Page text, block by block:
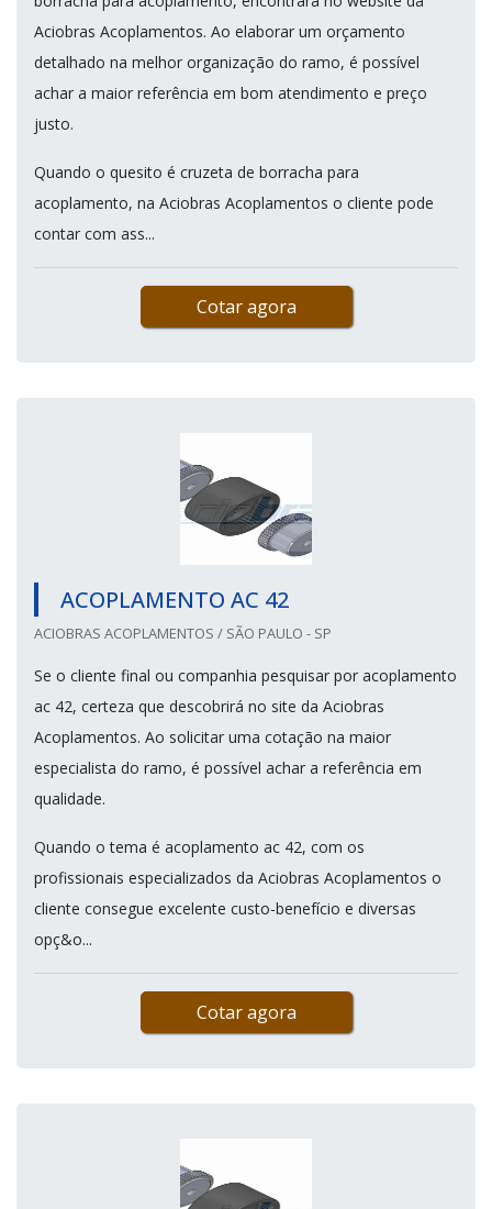
Aciobras Acoplamentos. Ao elaborar um orçamento
detalhado na melhor organização do ramo, é possível
achar a maior referência em bom atendimento e preço
justo.
Quando o quesito é cruzeta de borracha para
acoplamento, na Aciobras Acoplamentos o cliente pode
contar com ass...
Cotar agora
ACOPLAMENTO AC 42
ACIOBRAS ACOPLAMENTOS / SÃO PAULO - SP
Se o cliente final ou companhia pesquisar por acoplamento
ac 42, certeza que descobrirá no site da Aciobras
Acoplamentos. Ao solicitar uma cotação na maior
especialista do ramo, é possível achar a referência em
qualidade.
Quando o tema é acoplamento ac 42, com os
profissionais especializados da Aciobras Acoplamentos o
cliente consegue excelente custo-benefício e diversas
opç&o...
Cotar agora